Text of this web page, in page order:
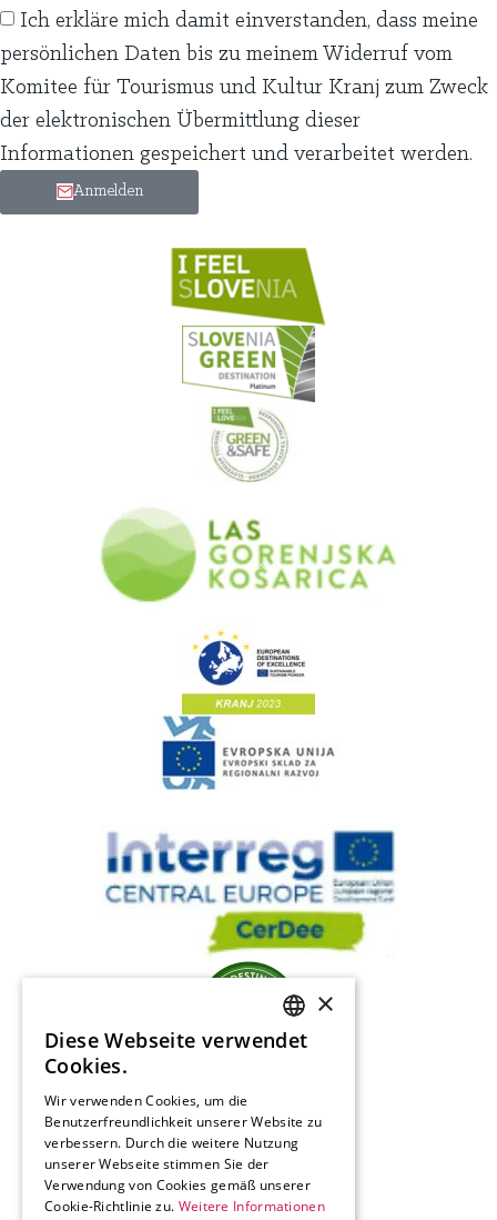
Ich erkläre mich damit einverstanden, dass meine
persönlichen Daten bis zu meinem Widerruf vom
Komitee für Tourismus und Kultur Kranj zum Zweck
der elektronischen Übermittlung dieser
Informationen gespeichert und verarbeitet werden.
Anmelden
SLOVENIAN
GERMAN
×
Diese Webseite verwendet
Cookies.
Wir verwenden Cookies, um die
Benutzerfreundlichkeit unserer Website zu
verbessern. Durch die weitere Nutzung
unserer Webseite stimmen Sie der
Verwendung von Cookies gemäß unserer
Cookie-Richtlinie zu. Weitere Informationen